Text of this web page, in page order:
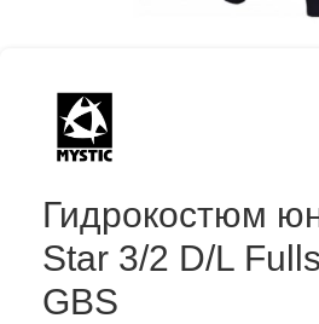
Гидрокостюм
Star 3/2 D/L
GBS